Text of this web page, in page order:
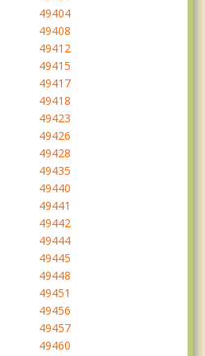
49404
49408
49412
49415
49417
49418
49423
49426
49428
49435
49440
49441
49442
49444
49445
49448
49451
49456
49457
49460